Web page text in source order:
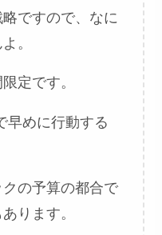
ですので、なに
。
定です。
早めに行動する
の予算の都合で
ります。